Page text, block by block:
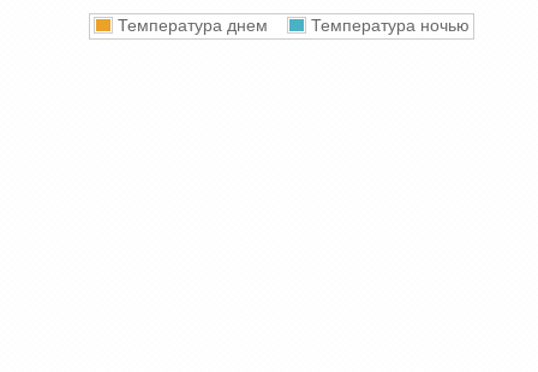
Температура днем Температура ночью